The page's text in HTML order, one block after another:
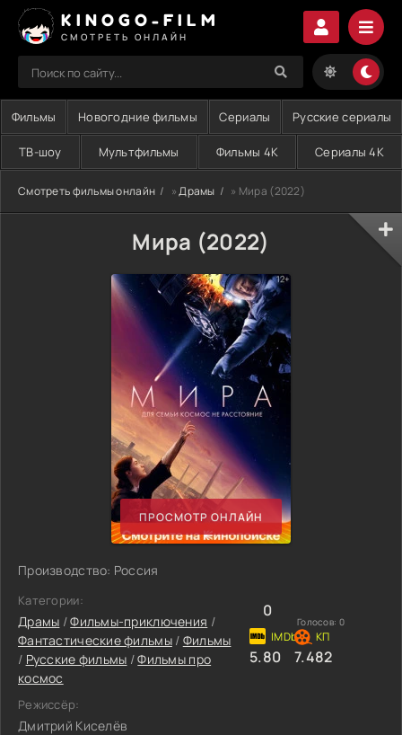
KINOGO-FILM
СМОТРЕТЬ ОНЛАЙН
Фильмы Новогодние фильмы Сериалы Русские сериалы
ТВ-шоу Мультфильмы Фильмы 4K Сериалы 4K
Смотреть фильмы онлайн »Драмы » Мира (2022)
Мира (2022)
ПРОСМОТР ОНЛАЙН
Производство: Россия
Категории:
Драмы /Фильмы-приключения /
Фантастические фильмы/ Фильмы
/ Русские фильмы /Фильмы про
космос
Режиссёр:
Дмитрий Киселёв
0
Голосов: 0
5.80 7.482